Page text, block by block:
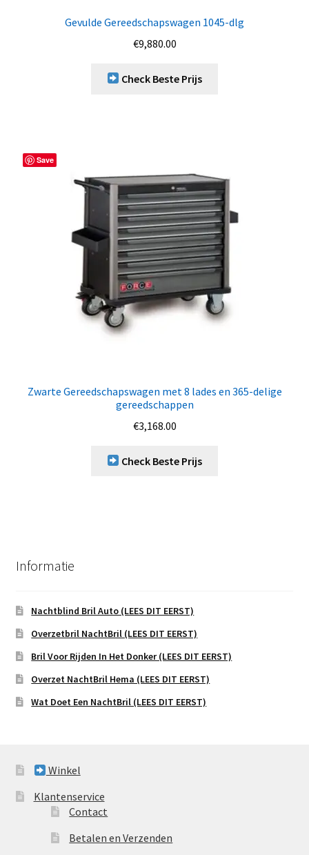
Gevulde Gereedschapswagen 1045-dlg
€9,880.00
Check Beste Prijs
Save
Zwarte Gereedschapswagen met 8 lades en 365-delige
gereedschappen
€3,168.00
Check Beste Prijs
Informatie
Nachtblind Bril Auto (LEES DIT EERST)
Overzetbril NachtBril (LEES DIT EERST)
Bril Voor Rijden In Het Donker (LEES DIT EERST)
Overzet NachtBril Hema (LEES DIT EERST)
Wat Doet Een NachtBril (LEES DIT EERST)
Winkel
Klantenservice
Contact
Betalen en Verzenden